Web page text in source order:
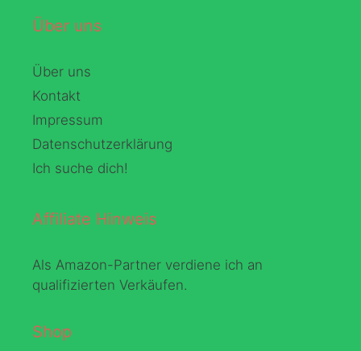
Über uns
Über uns
Kontakt
Impressum
Datenschutzerklärung
Ich suche dich!
Affiliate Hinweis
Als Amazon-Partner verdiene ich an
qualifizierten Verkäufen.
Shop